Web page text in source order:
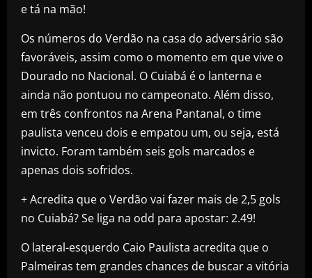
e tá na mão!
Os números do Verdão na casa do adversário são
favoráveis, assim como o momento em que vive o
Dourado no Nacional. O Cuiabá é o lanterna e
ainda não pontuou no campeonato. Além disso,
em três confrontos na Arena Pantanal, o time
paulista venceu dois e empatou um, ou seja, está
invicto. Foram também seis gols marcados e
apenas dois sofridos.
+ Acredita que o Verdão vai fazer mais de 2,5 gols
no Cuiabá? Se liga na odd para apostar: 2.49!
O lateral-esquerdo Caio Paulista acredita que o
Palmeiras tem grandes chances de buscar a vitória